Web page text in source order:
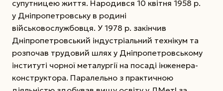
супутницею життя. Народився 10 квітня 1958 р.
у Дніпропетровську в родині
військовослужбовця. У 1978 р. закінчив
Дніпропетровський індустріальний технікум та
розпочав трудовий шлях у Дніпропетровському
інституті чорної металургії на посаді інженера-
конструктора. Паралельно з практичною